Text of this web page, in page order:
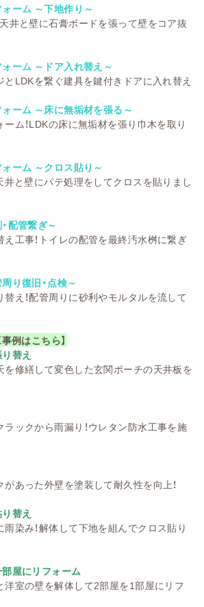
ーム ～下地作り～
井と壁に石膏ボードを張って壁をコア抜
ーム ～ドア入れ替え～
LDKを繋ぐ建具を鍵付きドアに入れ替え
ォーム ～床に無垢材を張る～
ム！LDKの床に無垢材を張り巾木を取り
ーム ～クロス貼り～
と壁にパテ処理をしてクロスを貼りまし
配管繋ぎ～
工事！トイレの配管を最終汚水桝に繋ぎ
り復旧・点検～
え！配管周りに砂利やモルタルを流して
例はこちら】
替え
を修繕して変色した玄関ポーチの天井板を
ックから雨漏り！ウレタン防水工事を施
あった外壁を塗装して耐久性を向上！
替え
染み！解体して下地を組んでクロス貼り
部屋にリフォーム
洋室の壁を解体して2部屋を1部屋にリフ